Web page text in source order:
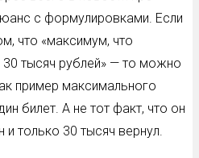
с формулировками. Если
что «максимум, что
30 тысяч рублей» — то можно
пример максимального
билет. А не тот факт, что он
и только 30 тысяч вернул.